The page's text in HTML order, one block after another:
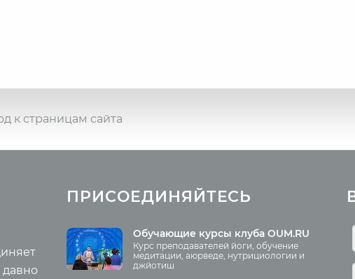
к страницам сайта
Правильное питание
Энциклопедия йоги
Саморазвитие
Курс аюрведы
Курсы медитации
Курсы преподавателей йоги
Отзывы о курсах
ПРИСОЕДИНЯЙТЕСЬ
Обучающие курсы клуба OUM.RU
Курс преподавателей йоги, обучение
медитации, аюрведе, нутрициологии и
джйотиш